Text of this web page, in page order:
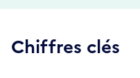
Chiffres clés